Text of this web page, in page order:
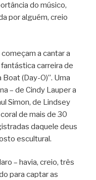
do músico,
por alguém, creio
a cantar a
carreira de
(Day-O)”. Uma
– de Cindy Lauper a
Simon, de Lindsey
de mais de 30
daquele deus
escultural.
– havia, creio, três
para captar as